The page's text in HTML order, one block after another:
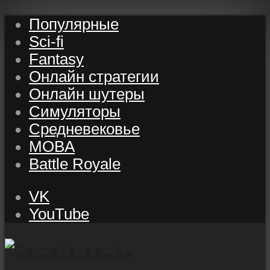
Популярные
Sci-fi
Fantasy
Онлайн стратегии
Онлайн шутеры
Симуляторы
Средневековье
MOBA
Battle Royale
VK
YouTube